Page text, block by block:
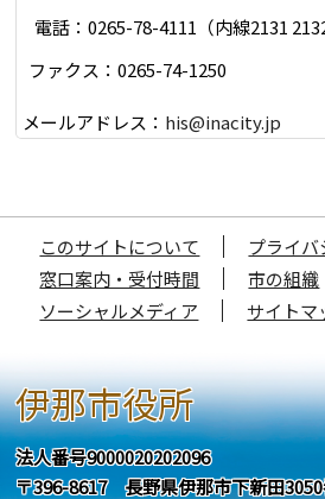
電話：0265-78-4111（内線2131 2132
ファクス：0265-74-1250
メールアドレス： his@inacity.jp
このサイトについて
プライバ
窓口案内・受付時間
市の組織
ソーシャルメディア
サイトマ
伊那市役所
法人番号9000020202096
〒396-8617 長野県伊那市下新田